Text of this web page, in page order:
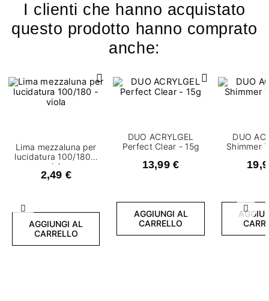
I clienti che hanno acquistato
questo prodotto hanno comprato
anche:
Precedente
Lima mezzaluna per
lucidatura 100/180 -
viola
2,49 €
AGGIUNGI AL
CARRELLO
DUO ACRYLGEL
Perfect Clear - 15g
13,99 €
AGGIUNGI AL
CARRELLO
DUO